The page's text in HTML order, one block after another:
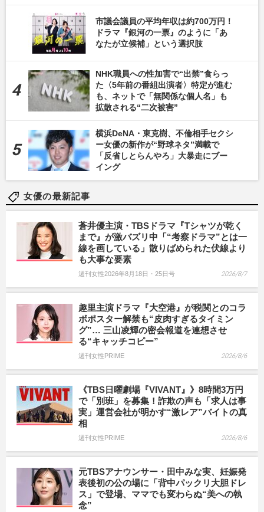
市議会議員の平均年収は約700万円！
ドラマ『銀河の一票』のように「あ
なたが立候補」という選択肢
NHK職員への性加害で“出禁”食らっ
た〈5年前の番組出演者〉特定が進む
も、ネットで「無関係な個人名」も
拡散される“二次被害”
横浜DeNA・東克樹、不倫相手セクシ
ー女優の新作が“野球ネタ”満載で
「反省しとらんやろ」大暴走にブー
イング
女優の最新記事
蒼井優主演・TBSドラマ『Tシャツが乾く
まで』が激バズリ中「“考察ドラマ”とは一
線を画している」散りばめられた伏線より
も大事な要素
週刊女性2026年8月18日・25日号 2026/8/7
趣里主演ドラマ『大空港』が税関とのコラ
ボポスター解禁も“皮肉すぎるタイミン
グ”… 三山凌輝の密会報道を連想させ
る“キャッチコピー”
週刊女性PRIME 2026/8/6
《TBS日曜劇場『VIVANT』》8時間3万円
で「別班」を募集！詐欺の声も「求人は事
実」運営会社が明かす“激レア”バイトの真
相
週刊女性PRIME 2026/8/6
元TBSアナウンサー・田中みな実、妊娠発
表後初の公の場に「背中パックリ大胆ドレ
ス」で登場、ママでも変わらぬ“美への執
念”